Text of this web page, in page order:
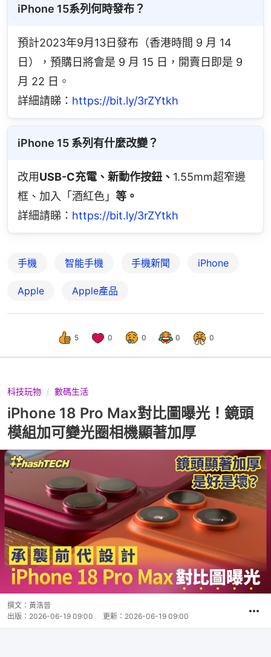
iPhone 15系列何時發布？
預計2023年9月13日發布（香港時間 9 月 14
日），預購日將會是 9 月 15 日，開賣日即是 9
月 22 日。
詳細請睇： https://bit.ly/3rZYtkh
iPhone 15 系列有什麼改變？
改用USB-C充電、新動作按鈕、 1.55mm超窄邊
框、加入「酒紅色」 等。
詳細請睇： https://bit.ly/3rZYtkh
手機 智能手機 手機新聞 iPhone
Apple Apple產品
5 0 0 0 0
科技玩物 數碼生活
iPhone 18 Pro Max對比圖曝光！鏡頭
模組加可變光圈相機顯著加厚
撰文： 黃浩晉
出版： 2026-06-19 09:00 更新： 2026-06-19 09:00